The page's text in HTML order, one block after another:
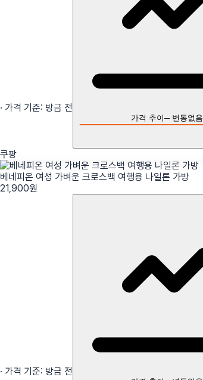
· 가격 기준: 방금 전
가격 추이─ 변동없음
쿠팡
베네피온 여성 가벼운 크로스백 여행용 나일론 가방
21,900원
· 가격 기준: 방금 전